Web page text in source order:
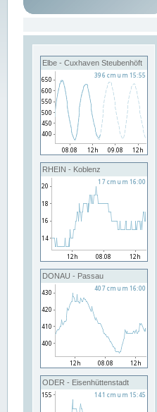
Elbe - Cuxhaven Steubenhöft
RHEIN - Koblenz
DONAU - Passau
ODER - Eisenhüttenstadt